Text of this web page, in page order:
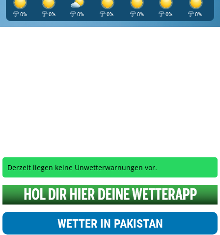
0% 0% 0% 0% 0% 0% 0%
Derzeit liegen keine Unwetterwarnungen vor.
WETTER IN PAKISTAN